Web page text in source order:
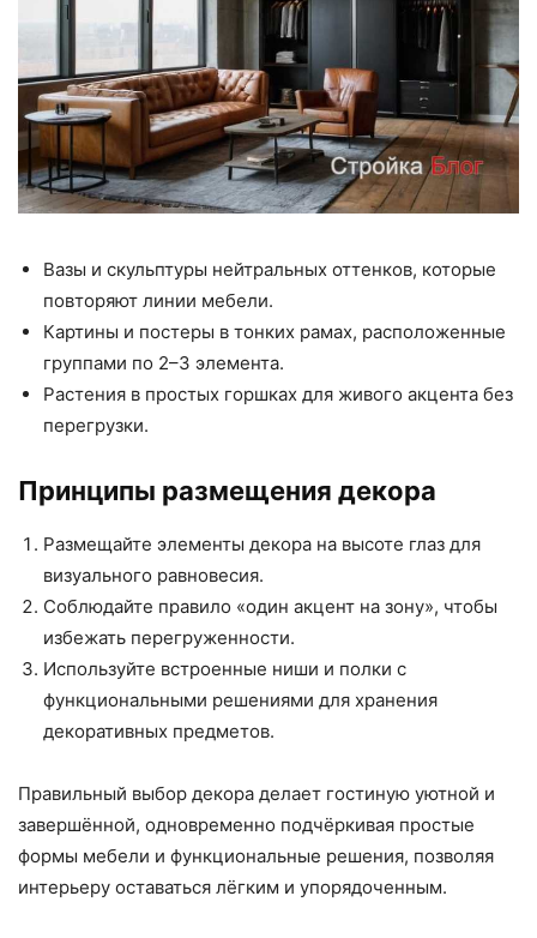
Вазы и скульптуры нейтральных оттенков, которые
повторяют линии мебели.
Картины и постеры в тонких рамах, расположенные
группами по 2–3 элемента.
Растения в простых горшках для живого акцента без
перегрузки.
Принципы размещения декора
Размещайте элементы декора на высоте глаз для
визуального равновесия.
Соблюдайте правило «один акцент на зону», чтобы
избежать перегруженности.
Используйте встроенные ниши и полки с
функциональными решениями для хранения
декоративных предметов.
Правильный выбор декора делает гостиную уютной и
завершённой, одновременно подчёркивая простые
формы мебели и функциональные решения, позволяя
интерьеру оставаться лёгким и упорядоченным.